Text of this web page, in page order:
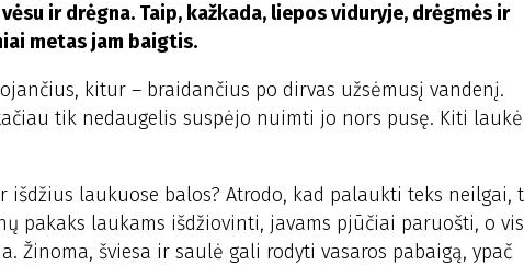
ir drėgna. Taip, kažkada, liepos viduryje, drėgmės ir
metas jam baigtis.
kitur – braidančius po dirvas užsėmusį vandenį.
tik nedaugelis suspėjo nuimti jo nors pusę. Kiti laukė
išdžius laukuose balos? Atrodo, kad palaukti teks neilgai,
pakaks laukams išdžiovinti, javams pjūčiai paruošti, o
šviesa ir saulė gali rodyti vasaros pabaigą, ypač